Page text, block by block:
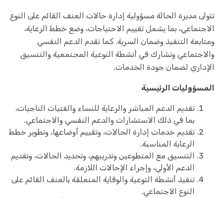
تتولى مديرة الحالة مسؤولية إدارة حالات العنف القائم على النوع
الاجتماعي، بما يشمل تقييم الاحتياجات، وضع خطط الرعاية،
ومتابعة التنفيذ وضمان السرية. كما تقدم الدعم النفسي
والاجتماعي وتشارك في أنشطة التوعية المجتمعية والتنسيق
الإداري لضمان جودة الخدمات.
المسؤوليات الرئيسية
تقديم الدعم المباشر والرعاية للنساء والفتيات الناجيات،
بما في ذلك الاستشارات والدعم النفسي والاجتماعي.
تقديم خدمات إدارة الحالات، وتقييم أوضاعها، وتطوير خطط
الرعاية المناسبة.
التنسيق مع المتطوعين وتدريبهم، وتحديد الحالات، وتقديم
الدعم الأولي، وإجراء الإحالات اللازمة.
تنفيذ أنشطة التوعية والوقاية المتعلقة بالعنف القائم على
النوع الاجتماعي.